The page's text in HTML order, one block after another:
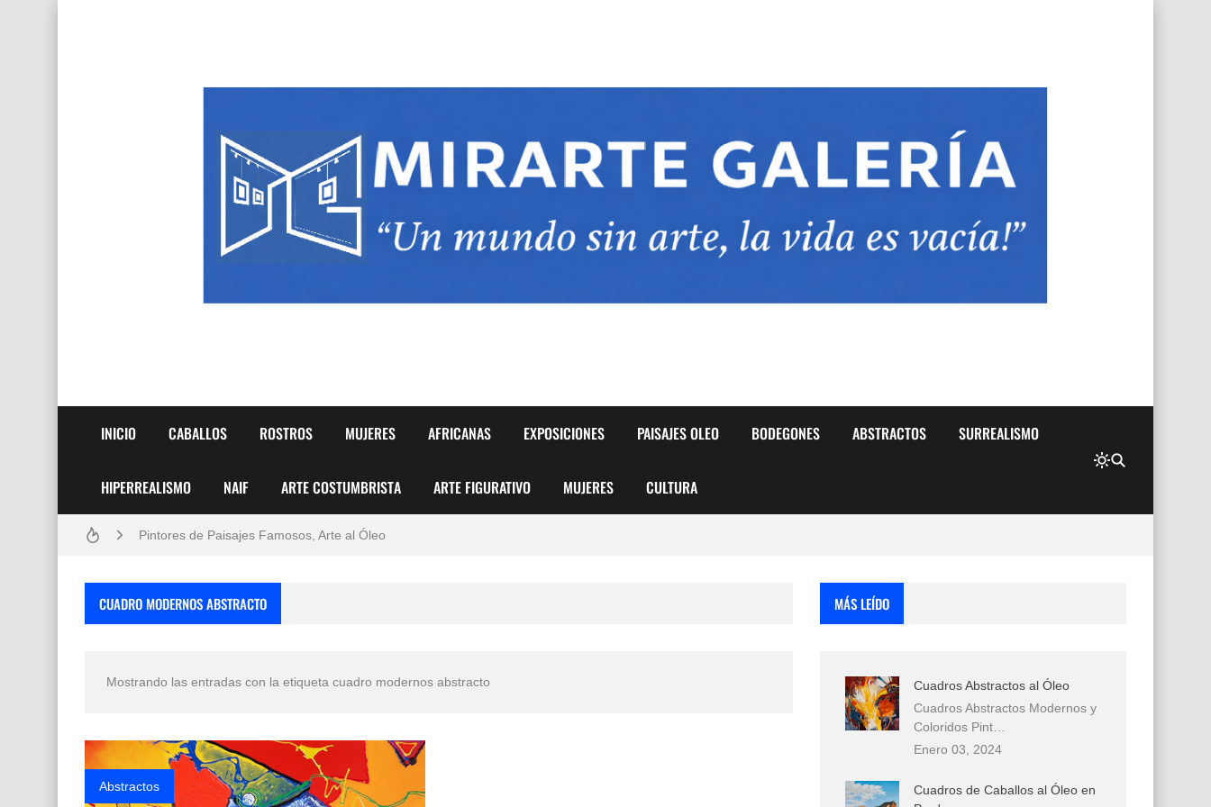
INICIO CABALLOS ROSTROS MUJERES AFRICANAS EXPOSICIONES PAISAJES OLEO BODEGONES ABSTRACTOS SURREALISMO
HIPERREALISMO NAIF ARTE COSTUMBRISTA ARTE FIGURATIVO MUJERES CULTURA
Frutas y Flores Para Colorear Imágenes
Pintores de Paisajes Famosos, Arte al Óleo
Rostros Bellos, La Perfección del Dibujo A Lápiz, Biryulina Vita
Fotos Artísticas de las Actrices de Hollywood Más Bellas del Mundo
CUADRO MODERNOS ABSTRACTO
Mostrando las entradas con la etiqueta cuadro modernos abstracto
Abstractos
MÁS LEÍDO
Cuadros Abstractos al Óleo
Cuadros Abstractos Modernos y
Coloridos Pint…
Enero 03, 2024
Cuadros de Caballos al Óleo en